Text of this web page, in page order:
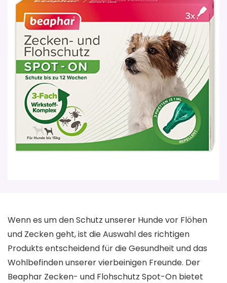
Wenn es um den Schutz unserer Hunde vor Flöhen
und Zecken geht, ist die Auswahl des richtigen
Produkts entscheidend für die Gesundheit und das
Wohlbefinden unserer vierbeinigen Freunde. Der
Beaphar Zecken- und Flohschutz Spot-On bietet